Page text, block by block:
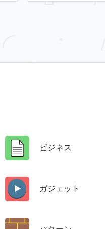
ビジネス
ガジェット